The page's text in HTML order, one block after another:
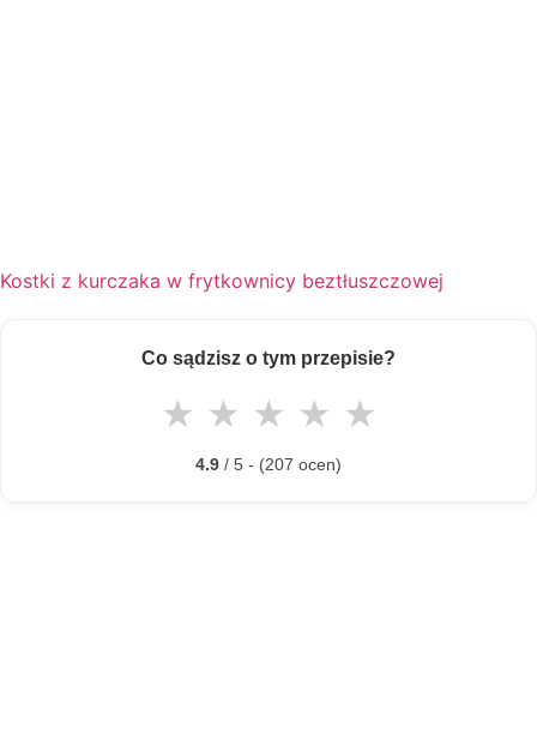
Kostki z kurczaka w frytkownicy beztłuszczowej
Co sądzisz o tym przepisie?
★ ★ ★ ★ ★
4.9 / 5 - (207 ocen)